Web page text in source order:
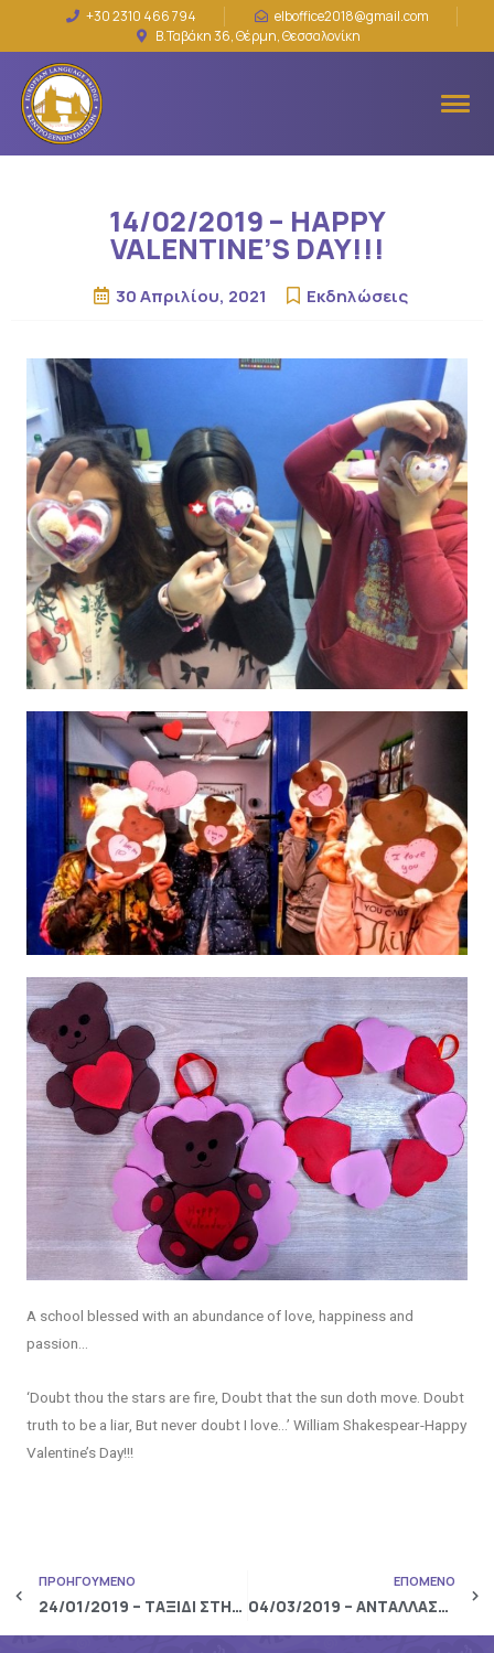
+30 2310 466 794
elboffice2018@gmail.com
Β.Ταβάκη 36, Θέρμη, Θεσσαλονίκη
14/02/2019 – HAPPY
VALENTINE’S DAY!!!
30 Απριλίου, 2021 Εκδηλώσεις
A school blessed with an abundance of love, happiness and
passion…
‘Doubt thou the stars are fire, Doubt that the sun doth move. Doubt
truth to be a liar, But never doubt I love…’ William Shakespear-Happy
Valentine’s Day!!!
ΠΡΟΗΓΟΥΜΕΝΟ
24/01/2019 – ΤΑΞΙΔΙ ΣΤΗΝ CUERNAVACA ΤΟΥ MEXICO
ΕΠΟΜΕΝΟ
04/03/2019 – ΑΝΤΑΛΛΑΣΣΟΥΜΕ ΓΡΑΜΜΑΤΑ ΜΕ ΤΗΝ ΙΤΑΛΙΑ!